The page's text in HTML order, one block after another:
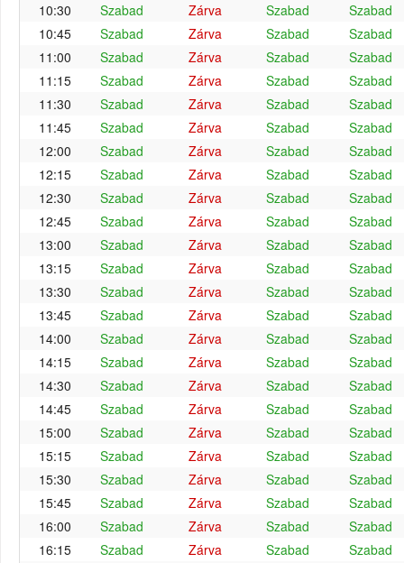
10:30
Szabad Zárva Szabad
Szabad
10:45
Szabad Zárva Szabad
Szabad
11:00
Szabad Zárva Szabad
Szabad
11:15
Szabad Zárva Szabad
Szabad
11:30
Szabad Zárva Szabad
Szabad
11:45
Szabad Zárva Szabad
Szabad
12:00
Szabad Zárva Szabad
Szabad
12:15
Szabad Zárva Szabad
Szabad
12:30
Szabad Zárva Szabad
Szabad
12:45
Szabad Zárva Szabad
Szabad
13:00
Szabad Zárva Szabad
Szabad
13:15
Szabad Zárva Szabad
Szabad
13:30
Szabad Zárva Szabad
Szabad
13:45
Szabad Zárva Szabad
Szabad
14:00
Szabad Zárva Szabad
Szabad
14:15
Szabad Zárva Szabad
Szabad
14:30
Szabad Zárva Szabad
Szabad
14:45
Szabad Zárva Szabad
Szabad
15:00
Szabad Zárva Szabad
Szabad
15:15
Szabad Zárva Szabad
Szabad
15:30
Szabad Zárva Szabad
Szabad
15:45
Szabad Zárva Szabad
Szabad
16:00
Szabad Zárva Szabad
Szabad
16:15
Szabad Zárva Szabad Szabad